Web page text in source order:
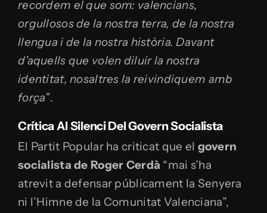
recordem el que som: valencians,
orgullosos de la nostra terra, de la nostra
llengua i de la nostra història. Davant
d’aquells que volen diluir la nostra
identitat, nosaltres la reivindiquem amb
força”.
Crítica Al Silenci Del Govern Socialista
El Partit Popular ha criticat que el govern
socialista de Roger Cerdà “mai s’ha
atrevit a defensar públicament la Senyera
ni l’Himne de la Comunitat Valenciana”,